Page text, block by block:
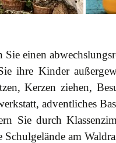
Sie einen
ihre Kinder
Kerzen ziehen,
adventliches
Sie durch
Schulgelände am